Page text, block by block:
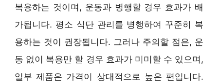
복용하는 것이며, 운동과 병행할 경우 효과가 배
가됩니다. 평소 식단 관리를 병행하여 꾸준히 복
용하는 것이 권장됩니다. 그러나 주의할 점은, 운
동 없이 복용만 할 경우 효과가 미미할 수 있으며,
일부 제품은 가격이 상대적으로 높은 편입니다.